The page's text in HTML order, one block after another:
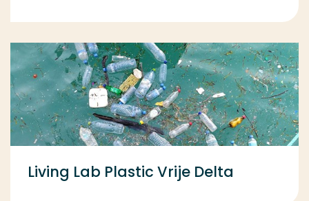
Living Lab Plastic Vrije Delta